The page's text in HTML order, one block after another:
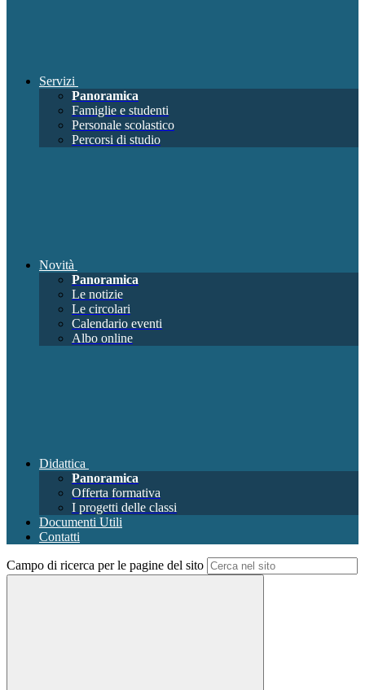
Servizi
Panoramica
Famiglie e studenti
Personale scolastico
Percorsi di studio
Novità
Panoramica
Le notizie
Le circolari
Calendario eventi
Albo online
Didattica
Panoramica
Offerta formativa
I progetti delle classi
Documenti Utili
Contatti
Campo di ricerca per le pagine del sito